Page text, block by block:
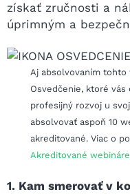
získať zručnosti a
úprimným a
Aj absolvovaním
Osvedčenie, ktoré
profesijný rozvoj u
absolvovať aspoň 10
akreditované. Viac o
Akreditované
1. Kam smerovať v